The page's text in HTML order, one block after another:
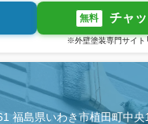
無料 チャ
※外壁塗装専門サイト
福島県いわき市植田町中